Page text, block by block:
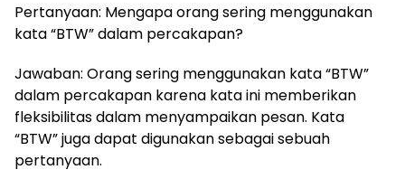
Pertanyaan: Mengapa orang sering menggunakan
kata “BTW” dalam percakapan?
Jawaban: Orang sering menggunakan kata “BTW”
dalam percakapan karena kata ini memberikan
fleksibilitas dalam menyampaikan pesan. Kata
“BTW” juga dapat digunakan sebagai sebuah
pertanyaan.